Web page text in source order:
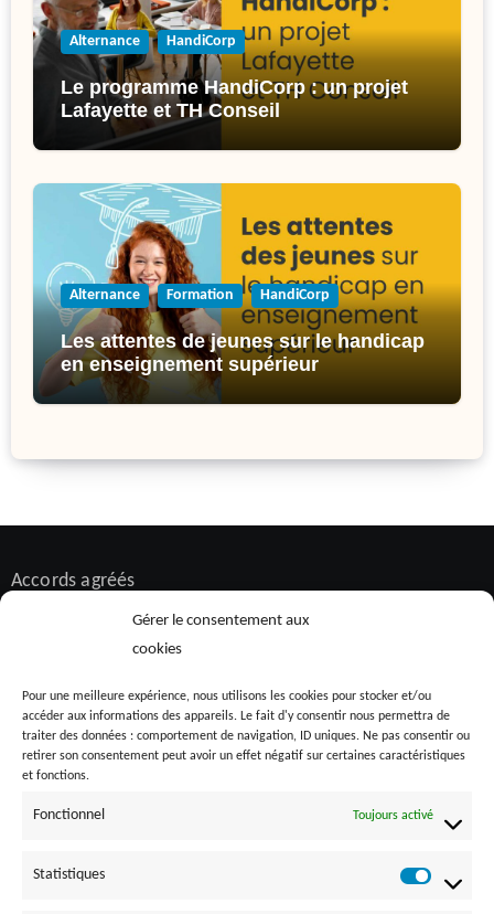
Gérer le consentement aux
cookies
Pour une meilleure expérience, nous utilisons les cookies pour stocker et/ou
accéder aux informations des appareils. Le fait d'y consentir nous permettra de
traiter des données : comportement de navigation, ID uniques. Ne pas consentir ou
retirer son consentement peut avoir un effet négatif sur certaines caractéristiques
et fonctions.
Fonctionnel Toujours activé
Statistiques
Alternance HandiCorp
Le programme HandiCorp : un projet
Lafayette et TH Conseil
Alternance Formation HandiCorp
Les attentes de jeunes sur le handicap
en enseignement supérieur
Accords agréés
Bilan de compétences
Diversité et inclusion
Formation
HandiCorp
Recrutement